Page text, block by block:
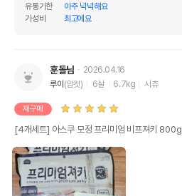
유통기한
아주 넉넉해요
가성비
최고에요
훈돌님
2026.04.16
루이 (암컷) 6살 6.7kg 시츄
재구매
[4개세트] 아스쿠 모정 프리미엄 비프져키 800g